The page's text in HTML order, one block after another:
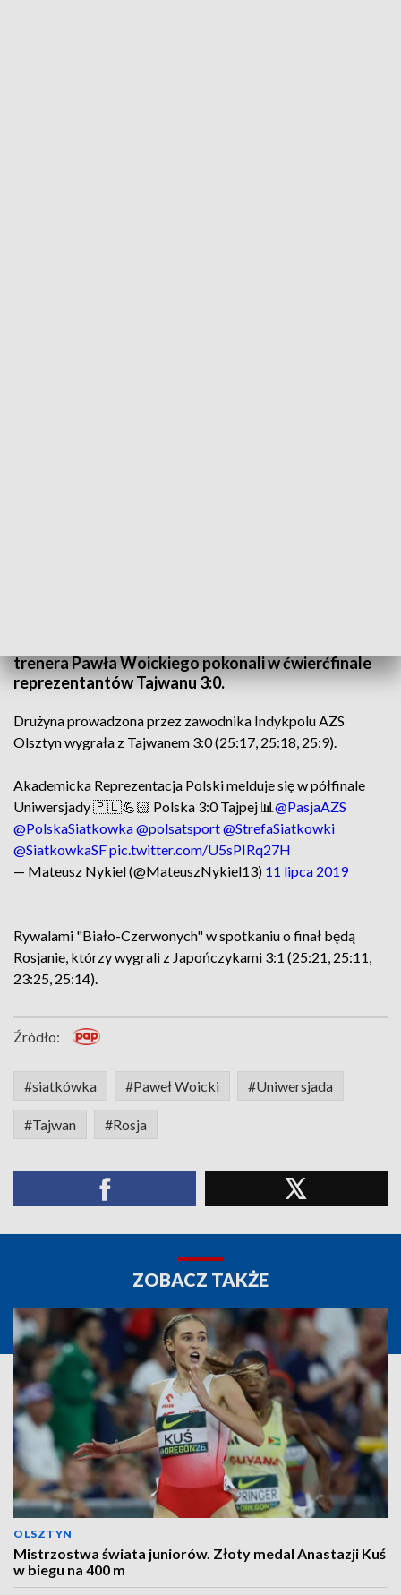
trenera Pawła Woickiego pokonali w ćwierćfinale
reprezentantów Tajwanu 3:0.
Drużyna prowadzona przez zawodnika Indykpolu AZS
Olsztyn wygrała z Tajwanem 3:0 (25:17, 25:18, 25:9).
Akademicka Reprezentacja Polski melduje się w półfinale
Uniwersjady 🇵🇱💪🏻 Polska 3:0 Tajpej 📊 @PasjaAZS
@PolskaSiatkowka@polsatsport@StrefaSiatkowki
@SiatkowkaSFpic.twitter.com/U5sPIRq27H
— Mateusz Nykiel (@MateuszNykiel13) 11 lipca 2019
Rywalami "Biało-Czerwonych" w spotkaniu o finał będą
Rosjanie, którzy wygrali z Japończykami 3:1 (25:21, 25:11,
23:25, 25:14).
Źródło:
#siatkówka #Paweł Woicki #Uniwersjada
#Tajwan #Rosja
ZOBACZ TAKŻE
OLSZTYN
Mistrzostwa świata juniorów. Złoty medal Anastazji Kuś
w biegu na 400 m